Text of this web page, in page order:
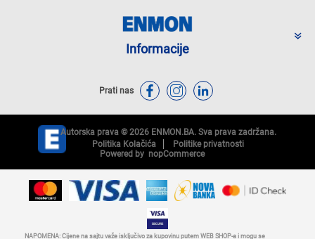
Informacije
Prati nas
Autorska prava © 2026 ENMON.BA. Sva prava zadržana.
Politika Kolačića
Politike privatnosti
Powered by nopCommerce
NAPOMENA: Cijene na sajtu važe isključivo za kupovinu putem WEB SHOP-a i mogu se